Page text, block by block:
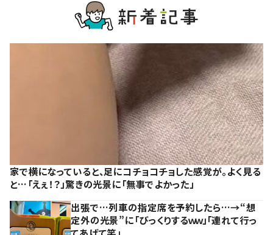
家で横になっていると、足にコチョコチョした感覚が。よく見る
と…「えぇ！？」驚きの光景に「無事でよかった」
出張で…列車の指定席を予約したら…→“想
定外の光景”に「びっくりするｗｗ」「連れて行っ